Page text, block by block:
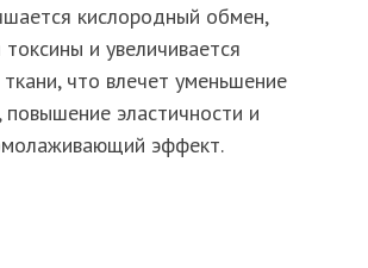
кислородный обмен,
и увеличивается
что влечет уменьшение
эластичности и
эффект.